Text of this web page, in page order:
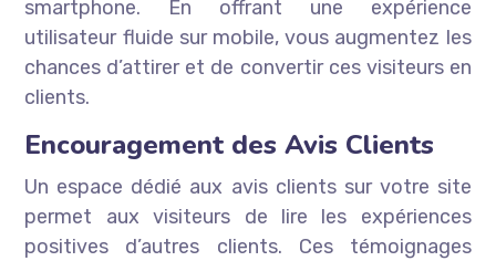
smartphone. En offrant une expérience
utilisateur fluide sur mobile, vous augmentez les
chances d’attirer et de convertir ces visiteurs en
clients.
Encouragement des Avis Clients
Un espace dédié aux avis clients sur votre site
permet aux visiteurs de lire les expériences
positives d’autres clients. Ces témoignages